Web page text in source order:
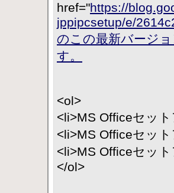
href="https://
jppipcsetup/e/
のこの最新バージ
す。
<ol>
<li>MS Officeセッ
<li>MS Officeセッ
<li>MS Officeセッ
</ol>